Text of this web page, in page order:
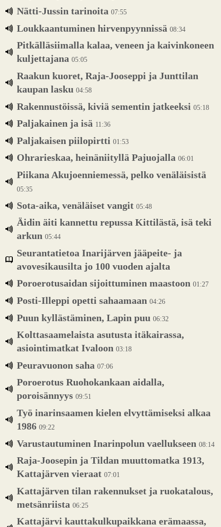
Nätti-Jussin tarinoita 07:55
Loukkaantuminen hirvenpyynnissä 08:34
Pitkälläsiimalla kalaa, veneen ja kaivinkoneen
kuljettajana 05:05
Raakun kuoret, Raja-Jooseppi ja Junttilan
kaupan lasku 04:58
Rakennustöissä, kiviä sementin jatkeeksi 05:18
Paljakainen ja isä 11:36
Paljakaisen piilopirtti 01:53
Ohrarieskaa, heinäniityllä Pajuojalla 06:01
Piikana Akujoenniemessä, pelko venäläisistä
05:35
Sota-aika, venäläiset vangit 05:48
Äidin äiti kannettu repussa Kittilästä, isä teki
arkun 05:44
Seurantatietoa Inarijärven jääpeite- ja
avovesikausilta jo 100 vuoden ajalta
Poroerotusaidan sijoittuminen maastoon 01:27
Posti-Illeppi opetti sahaamaan 04:26
Puun kyllästäminen, Lapin puu 06:32
Kolttasaamelaista asutusta itäkairassa,
asiointimatkat Ivaloon 03:18
Peuravuonon saha 07:06
Poroerotus Ruohokankaan aidalla,
poroisännyys 09:51
Työ inarinsaamen kielen elvyttämiseksi alkaa
1986 09:22
Varustautuminen Inarinpolun vaellukseen 08:14
Raja-Joosepin ja Tildan muuttomatka 1913,
Kattajärven vieraat 07:01
Kattajärven tilan rakennukset ja ruokatalous,
metsänriista 06:25
Kattajärvi kauttakulkupaikkana erämaassa,